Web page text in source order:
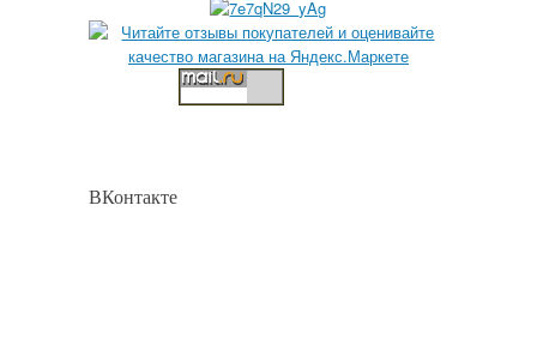
ВКонтакте